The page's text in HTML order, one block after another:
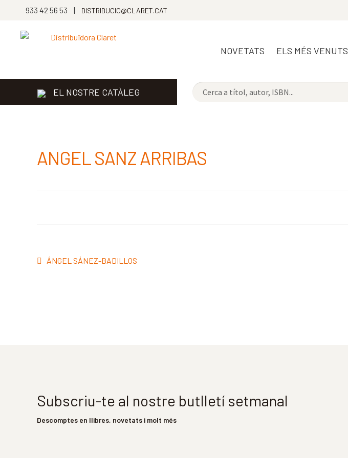
933 42 56 53 | DISTRIBUCIO@CLARET.CAT
NOVETATS ELS MÉS VENUTS
EL NOSTRE CATÀLEG
ANGEL SANZ ARRIBAS
Navegació
Entrada
ÁNGEL SÁNEZ-BADILLOS
Subscriu-te al nostre butlletí setmanal
Descomptes en llibres, novetats i molt més